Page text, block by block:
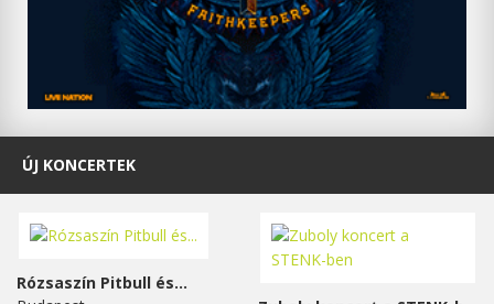
ÚJ KONCERTEK
Rózsaszín Pitbull és...